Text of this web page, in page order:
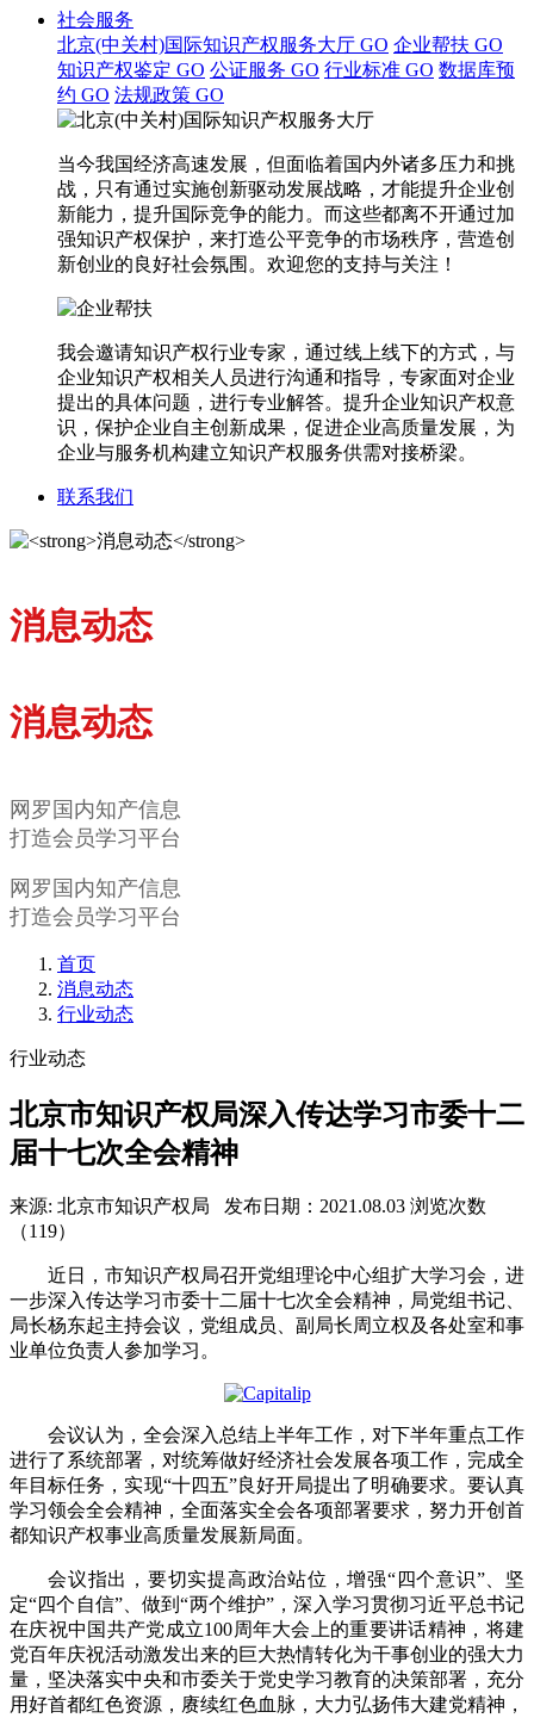
社会服务
北京(中关村)国际知识产权服务大厅 GO 企业帮扶 GO
知识产权鉴定 GO 公证服务 GO 行业标准 GO 数据库预
约 GO 法规政策 GO
当今我国经济高速发展，但面临着国内外诸多压力和挑
战，只有通过实施创新驱动发展战略，才能提升企业创
新能力，提升国际竞争的能力。而这些都离不开通过加
强知识产权保护，来打造公平竞争的市场秩序，营造创
新创业的良好社会氛围。欢迎您的支持与关注！
我会邀请知识产权行业专家，通过线上线下的方式，与
企业知识产权相关人员进行沟通和指导，专家面对企业
提出的具体问题，进行专业解答。提升企业知识产权意
识，保护企业自主创新成果，促进企业高质量发展，为
企业与服务机构建立知识产权服务供需对接桥梁。
联系我们
消息动态
消息动态
网罗国内知产信息
打造会员学习平台
网罗国内知产信息
打造会员学习平台
首页
消息动态
行业动态
行业动态
北京市知识产权局深入传达学习市委十二
届十七次全会精神
来源: 北京市知识产权局 发布日期：2021.08.03 浏览次数
（119）
近日，市知识产权局召开党组理论中心组扩大学习会，进
一步深入传达学习市委十二届十七次全会精神，局党组书记、
局长杨东起主持会议，党组成员、副局长周立权及各处室和事
业单位负责人参加学习。
会议认为，全会深入总结上半年工作，对下半年重点工作
进行了系统部署，对统筹做好经济社会发展各项工作，完成全
年目标任务，实现“十四五”良好开局提出了明确要求。要认真
学习领会全会精神，全面落实全会各项部署要求，努力开创首
都知识产权事业高质量发展新局面。
会议指出，要切实提高政治站位，增强“四个意识”、坚
定“四个自信”、做到“两个维护”，深入学习贯彻习近平总书记
在庆祝中国共产党成立100周年大会上的重要讲话精神，将建
党百年庆祝活动激发出来的巨大热情转化为干事创业的强大力
量，坚决落实中央和市委关于党史学习教育的决策部署，充分
用好首都红色资源，赓续红色血脉，大力弘扬伟大建党精神，